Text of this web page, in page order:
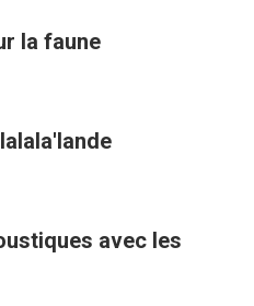
la faune
avec les